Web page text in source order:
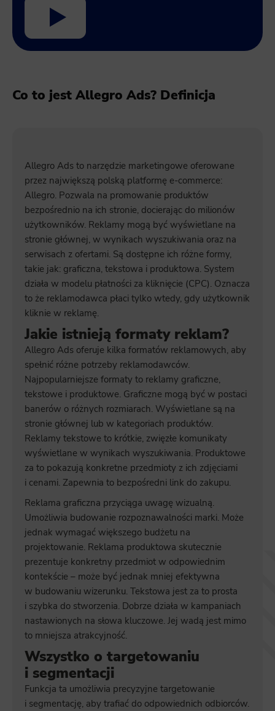
Co to jest Allegro Ads? Definicja
Allegro Ads to narzędzie marketingowe oferowane
przez największą polską platformę e-commerce:
Allegro. Pozwala na promowanie produktów
bezpośrednio na ich stronie, docierając do milionów
użytkowników. Reklamy mogą być wyświetlane na
stronie głównej, w wynikach wyszukiwania oraz na
serwisach z ofertami. Są dostępne ich różne formy,
takie jak: graficzna, tekstowa i produktowa. System
działa w modelu płatności za kliknięcie (CPC). Oznacza
to że reklamodawca płaci tylko wtedy, gdy użytkownik
kliknie w reklamę.
Jakie istnieją formaty reklam?
Allegro Ads oferuje kilka formatów reklamowych, aby
spełnić różne potrzeby reklamodawców.
Najpopularniejsze formaty to reklamy graficzne,
tekstowe i produktowe. Graficzne mogą być w postaci
banerów o różnych rozmiarach. Wyświetlane są na
stronie głównej lub w kategoriach produktów.
Reklamy tekstowe to krótkie, zwięzłe komunikaty
wyświetlane w wynikach wyszukiwania. Produktowe
za to pokazują konkretne przedmioty z ich zdjęciami
i cenami. Zapewnia to bezpośredni link do zakupu.
Reklama graficzna przyciąga uwagę wizualną.
Umożliwia budowanie rozpoznawalności marki. Może
jednak wymagać większego budżetu na
projektowanie. Reklama produktowa skutecznie
prezentuje konkretny przedmiot w odpowiednim
kontekście – może być jednak mniej efektywna
w budowaniu wizerunku. Tekstowa jest za to prosta
i szybka do stworzenia. Dobrze działa w kampaniach
nastawionych na słowa kluczowe. Jej wadą jest mimo
to mniejsza atrakcyjność.
Wszystko o targetowaniu
i segmentacji
Funkcja ta umożliwia precyzyjne targetowanie
i segmentację, aby trafiać do odpowiednich odbiorców.